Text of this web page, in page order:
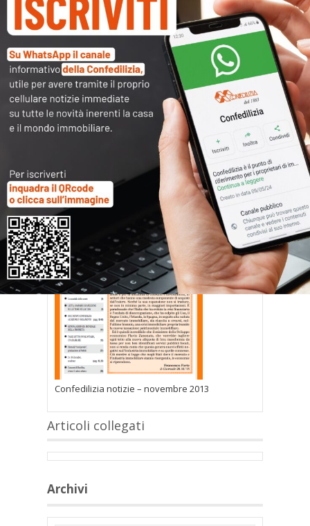
Confedilizia notizie –
novembre 2013
Confedilizia notizie – novembre 2013
Articoli collegati
Archivi